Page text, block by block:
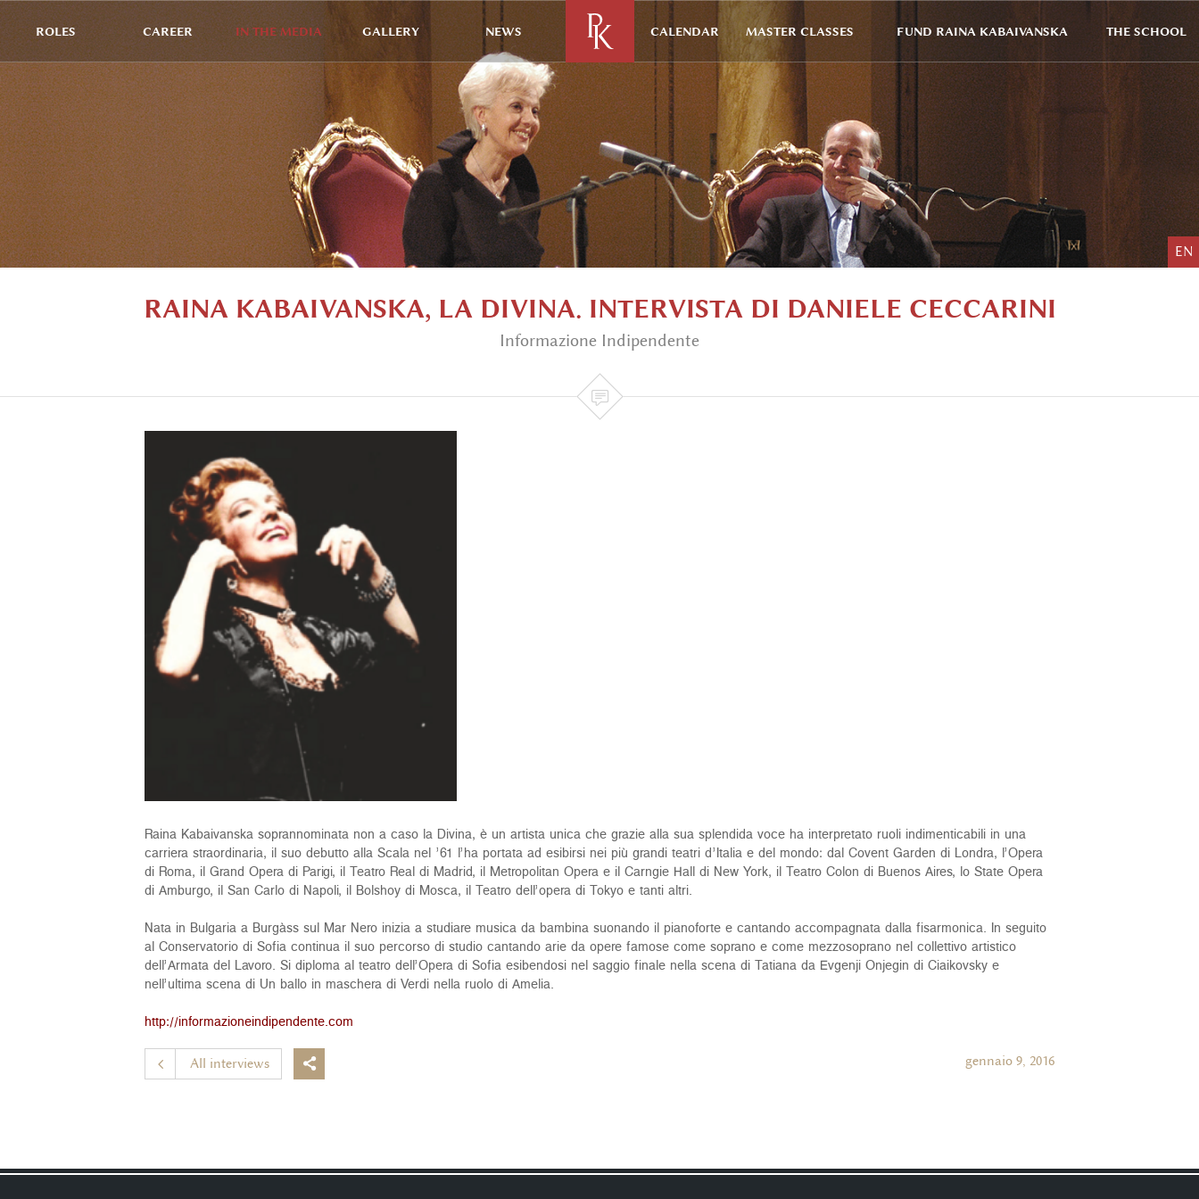
ROLES CAREER IN THE MEDIA GALLERY NEWS CALENDAR MASTER CLASSES FUND RAINA KABAIVANSKA THE SCHOOL
EN
RAINA KABAIVANSKA, LA DIVINA. INTERVISTA DI DANIELE CECCARINI
Informazione Indipendente

Raina Kabaivanska soprannominata non a caso la Divina, è un artista unica che grazie alla sua splendida voce ha interpretato ruoli indimenticabili in una
carriera straordinaria, il suo debutto alla Scala nel ’61 l’ha portata ad esibirsi nei più grandi teatri d’Italia e del mondo: dal Covent Garden di Londra, l’Opera
di Roma, il Grand Opera di Parigi, il Teatro Real di Madrid, il Metropolitan Opera e il Carngie Hall di New York, il Teatro Colon di Buenos Aires, lo State Opera
di Amburgo, il San Carlo di Napoli, il Bolshoy di Mosca, il Teatro dell’opera di Tokyo e tanti altri.
Nata in Bulgaria a Burgàss sul Mar Nero inizia a studiare musica da bambina suonando il pianoforte e cantando accompagnata dalla fisarmonica. In seguito
al Conservatorio di Sofia continua il suo percorso di studio cantando arie da opere famose come soprano e come mezzosoprano nel collettivo artistico
dell’Armata del Lavoro. Si diploma al teatro dell’Opera di Sofia esibendosi nel saggio finale nella scena di Tatiana da Evgenji Onjegin di Ciaikovsky e
nell’ultima scena di Un ballo in maschera di Verdi nella ruolo di Amelia.
http://informazioneindipendente.com
gennaio 9, 2016
All interviews 